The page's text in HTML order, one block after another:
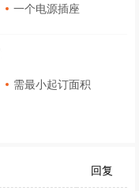
一个电源插座
需最小起订面积
回复